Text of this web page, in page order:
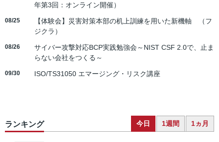
年第3回：オンライン開催）
08/25
【体験会】災害対策本部の机上訓練を用いた新機軸 （フ
ジクラ）
08/26
サイバー攻撃対応BCP実践勉強会～NIST CSF 2.0で、止ま
らない会社をつくる～
09/30 ISO/TS31050 エマージング・リスク講座
ランキング 今日 1週間 1ヵ月